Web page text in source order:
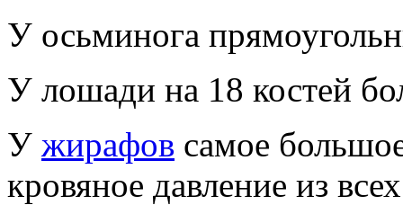
У осьминога
У лошади на 18 костей
У жирафов самое
кровяное давление из